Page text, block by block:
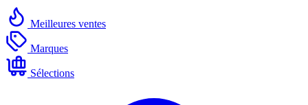
Meilleures ventes
Marques
Sélections